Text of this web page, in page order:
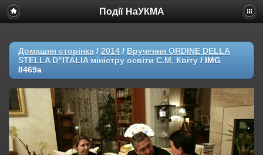
Події НаУКМА
Домашня сторінка / 2014 / Вручення ORDINE DELLA
STELLA D"ITALIA міністру освіти С.М. Квіту / IMG
8469a